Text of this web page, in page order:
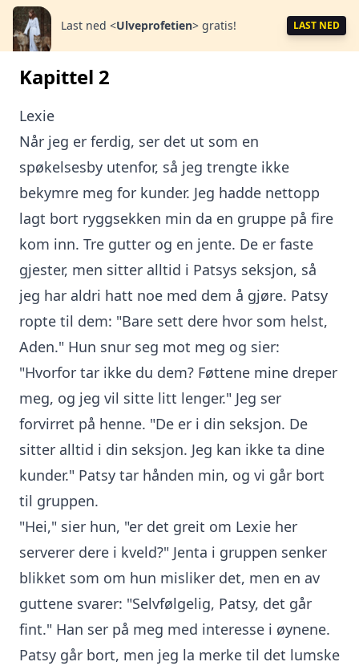
Last ned <Ulveprofetien> gratis! LAST NED
Kapittel 2
Lexie
Når jeg er ferdig, ser det ut som en
spøkelsesby utenfor, så jeg trengte ikke
bekymre meg for kunder. Jeg hadde nettopp
lagt bort ryggsekken min da en gruppe på fire
kom inn. Tre gutter og en jente. De er faste
gjester, men sitter alltid i Patsys seksjon, så
jeg har aldri hatt noe med dem å gjøre. Patsy
ropte til dem: "Bare sett dere hvor som helst,
Aden." Hun snur seg mot meg og sier:
"Hvorfor tar ikke du dem? Føttene mine dreper
meg, og jeg vil sitte litt lenger." Jeg ser
forvirret på henne. "De er i din seksjon. De
sitter alltid i din seksjon. Jeg kan ikke ta dine
kunder." Patsy tar hånden min, og vi går bort
til gruppen.
"Hei," sier hun, "er det greit om Lexie her
serverer dere i kveld?" Jenta i gruppen senker
blikket som om hun misliker det, men en av
guttene svarer: "Selvfølgelig, Patsy, det går
fint." Han ser på meg med interesse i øynene.
Patsy går bort, men jeg la merke til det lumske